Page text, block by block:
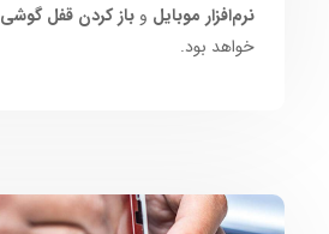
نرم‌افزار موبایل وباز کردن قفل گوشی
خواهد بود.